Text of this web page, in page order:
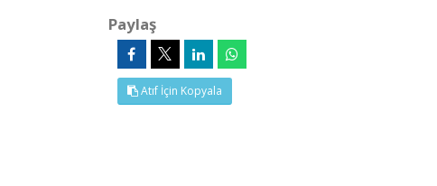
Paylaş
Atıf İçin Kopyala